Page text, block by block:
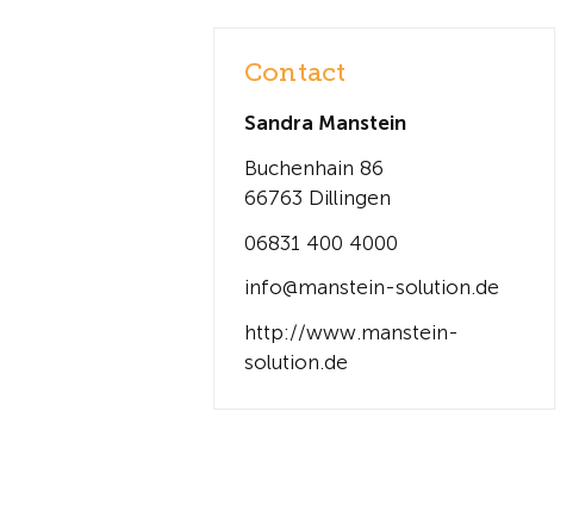
Contact
Sandra Manstein
Buchenhain 86
66763 Dillingen
06831 400 4000
info@manstein-solution.de
http://www.manstein-
solution.de